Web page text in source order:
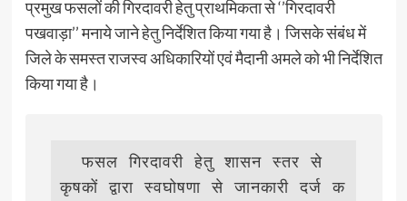
प्रमुख फसलों की गिरदावरी हेतु प्राथमिकता से ‘’गिरदावरी
पखवाड़ा’’ मनाये जाने हेतु निर्देशित किया गया है। जिसके संबंध में
जिले के समस्‍त राजस्‍व अधिकारियों एवं मैदानी अमले को भी निर्देशित
किया गया है।
  फसल गिरदावरी हेतु शासन स्‍तर से
कृषकों द्वारा स्‍वघोषणा से जानकारी दर्ज क